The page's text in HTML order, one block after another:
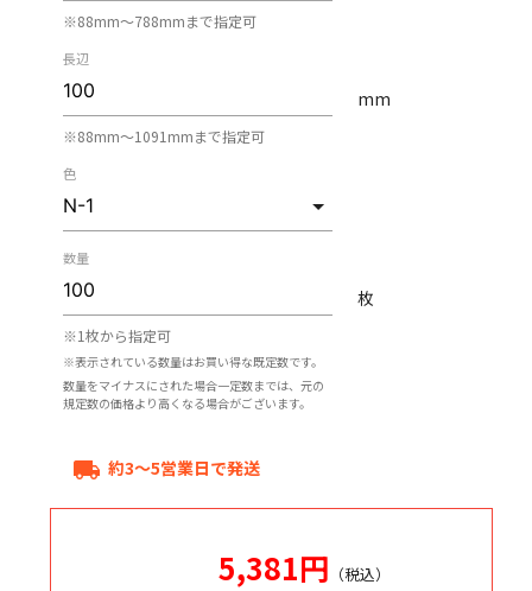
※88mm〜788mmまで指定可
長辺
※88mm〜1091mmまで指定可
mm
色
数量
※1枚から指定可
※表示されている数量はお買い得な既定数です。
数量をマイナスにされた場合一定数までは、元の
規定数の価格より高くなる場合がございます。
枚
local_shipping 約3～5営業日で発送
5,381円 （税込）